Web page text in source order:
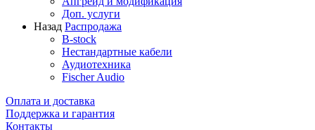
Доп. услуги
Назад Распродажа
B-stock
Нестандартные кабели
Аудиотехника
Fischer Audio
Оплата и доставка
Поддержка и гарантия
Контакты